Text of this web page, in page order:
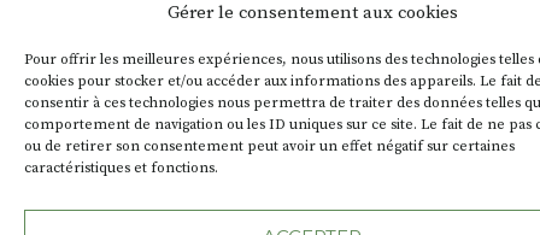
Gérer le consentement aux cookies
Pour offrir les meilleures expériences, nous utilisons des technologies telles
cookies pour stocker et/ou accéder aux informations des appareils. Le fait
consentir à ces technologies nous permettra de traiter des données telles
comportement de navigation ou les ID uniques sur ce site. Le fait de ne pas
ou de retirer son consentement peut avoir un effet négatif sur certaines
caractéristiques et fonctions.